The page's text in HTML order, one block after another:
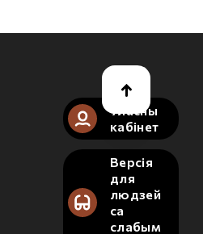
Уласны
кабінет
Версія
для
людзей
са
слабым